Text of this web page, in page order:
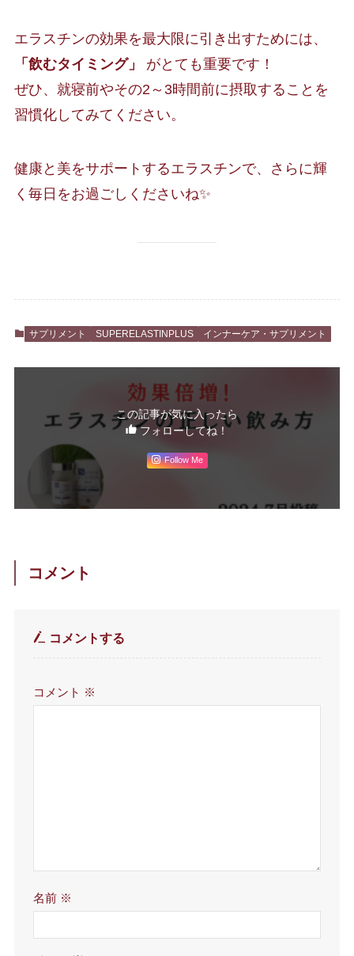
エラスチンの効果を最大限に引き出すためには、
「飲むタイミング」
がとても重要です！
ぜひ、就寝前やその2～3時間前に摂取することを
習慣化してみてください。
健康と美をサポートするエラスチンで、さらに輝
く毎日をお過ごしくださいね✨
サプリメント SUPERELASTINPLUS インナーケア・サプリメント
この記事が気に入ったら
フォローしてね！
Follow Me
コメント
コメントする
コメント ※
名前 ※